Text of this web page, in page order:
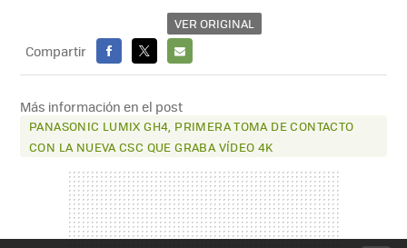
VER ORIGINAL
Compartir
FACEBOOK
X
E-
MAIL
Más información en el post
PANASONIC LUMIX GH4, PRIMERA TOMA DE CONTACTO
CON LA NUEVA CSC QUE GRABA VÍDEO 4K